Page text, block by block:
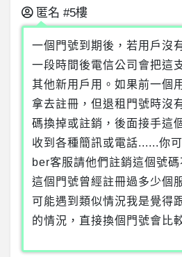
匿名 #5樓
一個門號到期後，若用戶沒
一段時間後電信公司會把這
其他新用戶用。如果前一個
拿去註冊，但退租門號時沒
碼換掉或註銷，後面接手這
收到各種簡訊或電話......你
ber客服請他們註銷這個號
這個門號曾經註冊過多少個
可能遇到類似情況我是覺得
的情況，直接換個門號會比